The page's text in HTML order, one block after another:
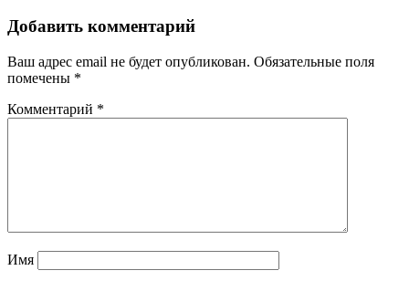
Добавить комментарий
Ваш адрес email не будет опубликован. Обязательные поля
помечены *
Комментарий *
Имя